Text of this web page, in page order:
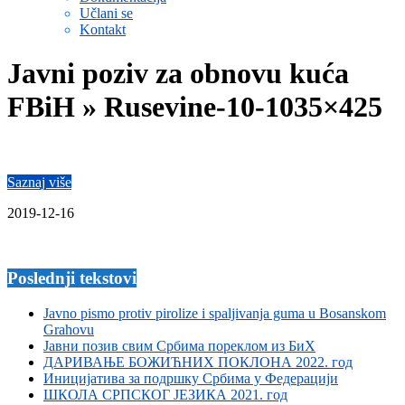
Učlani se
Kontakt
Javni poziv za obnovu kuća
FBiH » Rusevine-10-1035×425
Saznaj više
2019-12-16
Poslednji tekstovi
Javno pismo protiv pirolize i spaljivanja guma u Bosanskom
Grahovu
Јавни позив свим Србима пореклом из БиХ
ДАРИВАЊЕ БОЖИЋНИХ ПОКЛОНА 2022. год
Иницијатива за подршку Србима у Федерацији
ШКОЛА СРПСКОГ ЈЕЗИКА 2021. год